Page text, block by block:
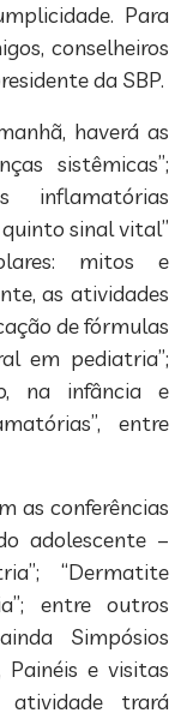
Para
conselheiros
da SBP.
haverá as
sistêmicas”;
inflamatórias
sinal vital”
mitos e
as atividades
de fórmulas
em pediatria”;
na infância e
entre
as conferências
adolescente –
“Dermatite
entre outros
Simpósios
Painéis e visitas
atividade trará